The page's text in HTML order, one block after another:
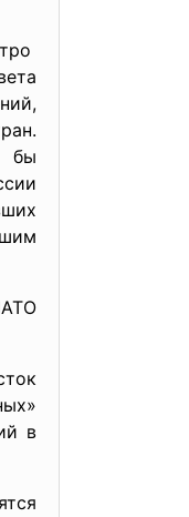
бы
в